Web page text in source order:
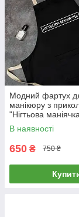
Модний фартух
манікюру з
"Нігтьова
В наявності
650 ₴ 750 ₴